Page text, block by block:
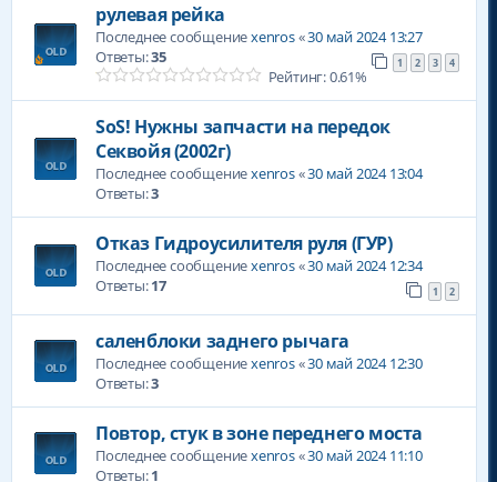
рулевая рейка
Последнее сообщениеxenros«30 май 2024 13:27
Ответы:35 1 2 3 4
Рейтинг: 0.61%
SoS! Нужны запчасти на передок
Секвойя (2002г)
Последнее сообщениеxenros«30 май 2024 13:04
Ответы:3
Отказ Гидроусилителя руля (ГУР)
Последнее сообщениеxenros«30 май 2024 12:34
Ответы:17 1 2
саленблоки заднего рычага
Последнее сообщениеxenros«30 май 2024 12:30
Ответы:3
Повтор, стук в зоне переднего моста
Последнее сообщениеxenros«30 май 2024 11:10
Ответы:1